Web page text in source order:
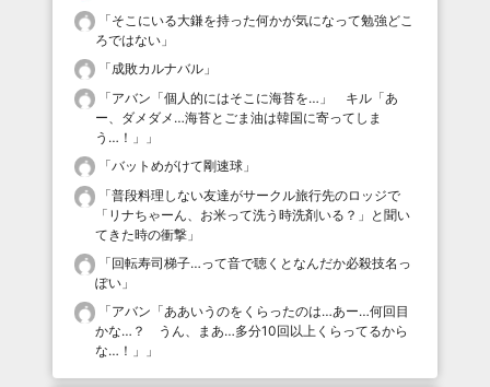
「そこにいる大鎌を持った何かが気になって勉強どこ
ろではない 」
「成敗カルナバル 」
「アバン「個人的にはそこに海苔を…」 キル「あ
ー、ダメダメ…海苔とごま油は韓国に寄ってしま
う…！」
」
「バットめがけて剛速球 」
「普段料理しない友達がサークル旅行先のロッジで
「リナちゃーん、お米って洗う時洗剤いる？」と聞い
てきた時の衝撃 」
「回転寿司梯子…って音で聴くとなんだか必殺技名っ
ぽい 」
「アバン「ああいうのをくらったのは…あー…何回目
かな…？ うん、まあ…多分10回以上くらってるから
な…！」
」